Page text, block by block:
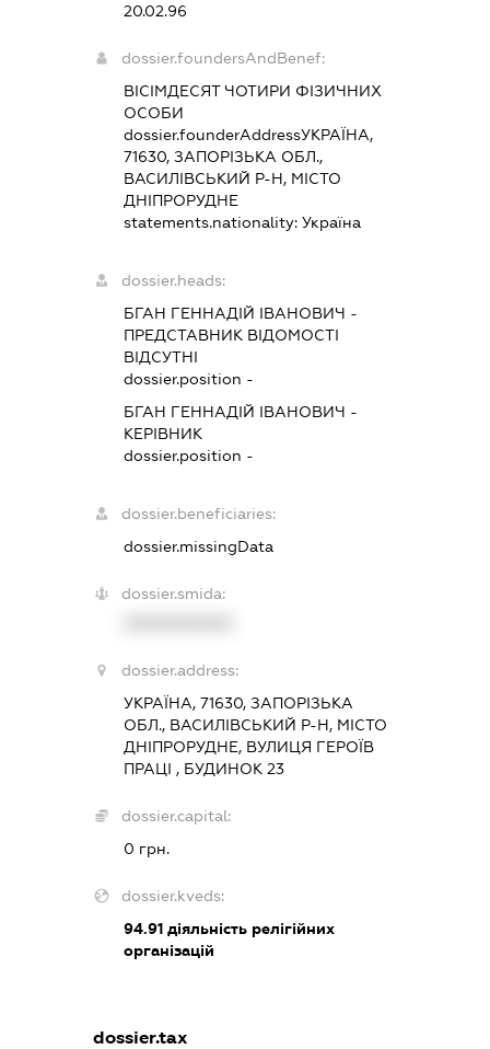
20.02.96
dossier.foundersAndBenef:
ВІСІМДЕСЯТ ЧОТИРИ ФІЗИЧНИХ
ОСОБИ
dossier.founderAddressУКРАЇНА,
71630, ЗАПОРІЗЬКА ОБЛ.,
ВАСИЛІВСЬКИЙ Р-Н, МІСТО
ДНІПРОРУДНЕ
statements.nationality:Україна
dossier.heads:
БГАН ГЕННАДІЙ ІВАНОВИЧ -
ПРЕДСТАВНИК ВІДОМОСТІ
ВІДСУТНІ
dossier.position -
БГАН ГЕННАДІЙ ІВАНОВИЧ -
КЕРІВНИК
dossier.position -
dossier.beneficiaries:
dossier.missingData
dossier.smida:
dossier.address:
УКРАЇНА, 71630, ЗАПОРІЗЬКА
ОБЛ., ВАСИЛІВСЬКИЙ Р-Н, МІСТО
ДНІПРОРУДНЕ, ВУЛИЦЯ ГЕРОЇВ
ПРАЦІ , БУДИНОК 23
dossier.capital:
0 грн.
dossier.kveds:
94.91 діяльність релігійних
організацій
dossier.tax